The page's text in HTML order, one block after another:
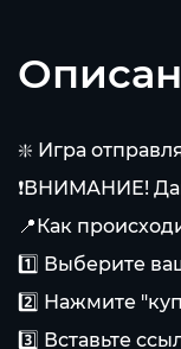
❇️ Игра
❗ВНИМАНИЕ!
📍Как
1️⃣ Выберите
2️⃣ Нажмите
3️⃣ Вставьте